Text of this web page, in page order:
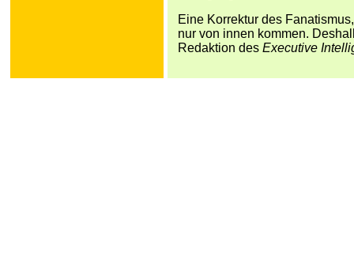
Eine Korrektur des
nur von innen kommen.
Redaktion des Executive